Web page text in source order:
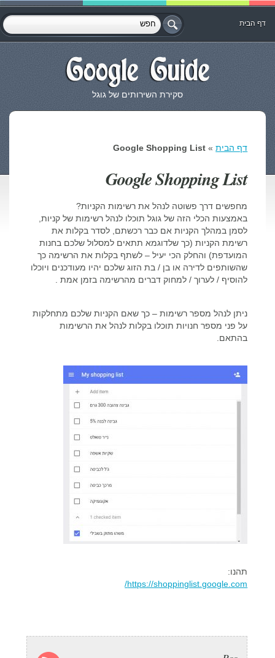
דף הבית
סקירת השירותים של גוגל
דף הבית»
Google Shopping List
Google Shopping List
מחפשים דרך פשוטה לנהל את רשימות הקניות?
באמצעות הכלי הזה של גוגל תוכלו לנהל רשימות של קניות,
לסמן במהלך הקניות אם כבר רכשתם, לסדר בקלות את
רשימת הקניות (כך שלדוגמא תתאים למסלול שלכם בחנות
המועדפת) והחלק הכי יעיל – לשתף בקלות את הרשימה כך
שהשותפים לדירה או בן / בת הזוג שלכם יהיו מעודכנים ויוכלו
להוסיף / לערוך / למחוק דברים מהרשימה בזמן אמת .
ניתן לנהל מספר רשימות – כך שאם הקניות שלכם מתחלקות
על פני מספר חנויות תוכלו בקלות לנהל את הרשימות
בהתאם.
תהנו:
https://shoppinglist.google.com/